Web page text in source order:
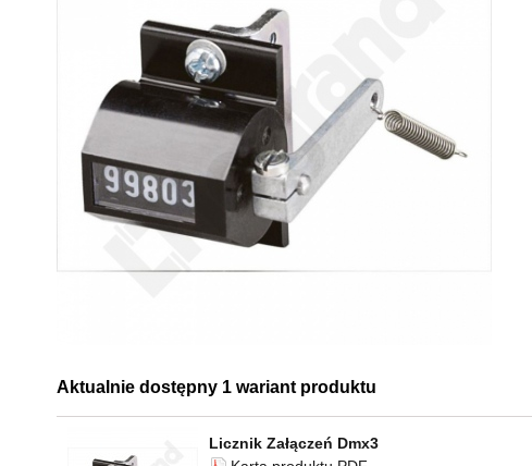
Aktualnie dostępny 1 wariant produktu
Licznik Załączeń Dmx3